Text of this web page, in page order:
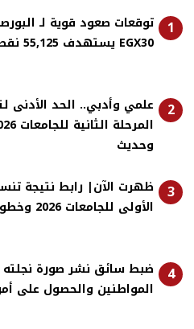
1
توقعات صعود قوية لـ
EGX30 يستهدف 55,125 نقطة
2
علمي وأدبي.. الحد الأدنى
وحديث
3
ظهرت الآن| رابط نتيجة
الأولى للجامعات 2026 وخطوات الاستعلام
4
ضبط سائق نشر صورة نجلته
المواطنين والحصول على